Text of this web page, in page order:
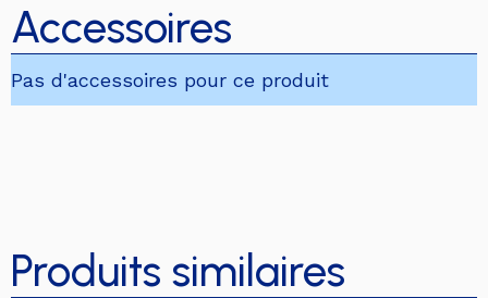
Accessoires
Pas d'accessoires pour ce produit
Produits similaires